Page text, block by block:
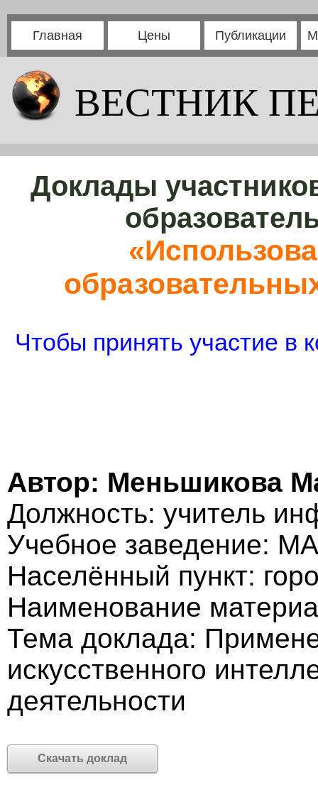
Главная Цены Публикации
ВЕСТНИК
Доклады
Чтобы принять участие в
Автор: Меньшикова
Должность: учитель
Учебное заведение:
Населённый пункт:
Наименование
Тема доклада:
искусственного
деятельности
Скачать доклад